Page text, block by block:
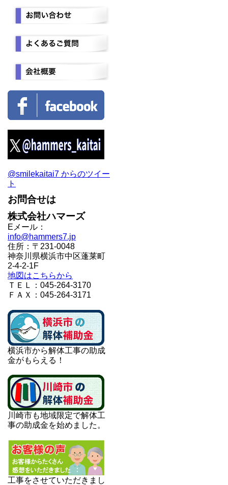
@smilekaitai7 からのツイー
ト
お問合せは
株式会社ハマーズ
Eメール：
info@hammers7.jp
住所：〒231-0048
神奈川県横浜市中区蓬莱町
2-4-2-1F
地図はこちらから
ＴＥＬ：045-264-3170
ＦＡＸ：045-264-3171
横浜市から解体工事の助成
金がもらえる！
川崎市も地域限定で解体工
事の助成金を始めました。
工事をさせていただきまし